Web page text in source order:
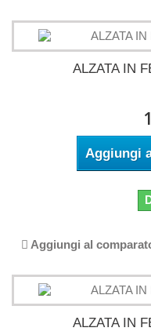
ALZATA IN
Aggiungi
Aggiungi al
ALZATA IN